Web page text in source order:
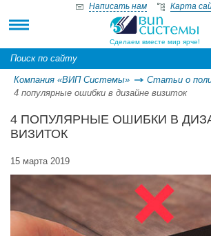
Сделаем вместе мир ярче!
Написать нам Карта
Компания «ВИП Системы»
Статьи о
4 популярные ошибки в дизайне визиток
4 ПОПУЛЯРНЫЕ ОШИБКИ В
ВИЗИТОК
15 марта 2019